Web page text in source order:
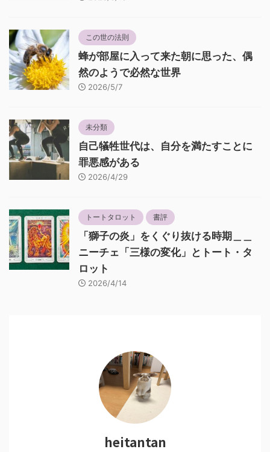
この世の法則
蜂が部屋に入って来た朝に思った、偶
然のようで必然な世界
2026/5/7
未分類
自己犠牲世代は、自分を満たすことに
罪悪感がある
2026/4/29
トートタロット 書評
「獅子の炎」をくぐり抜ける時期＿＿
ニーチェ「三様の変化」とトート・タ
ロット
2026/4/14
heitantan